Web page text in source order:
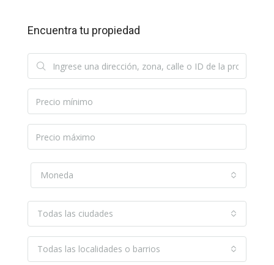
Encuentra tu propiedad
Moneda
Todas las ciudades
Todas las localidades o barrios